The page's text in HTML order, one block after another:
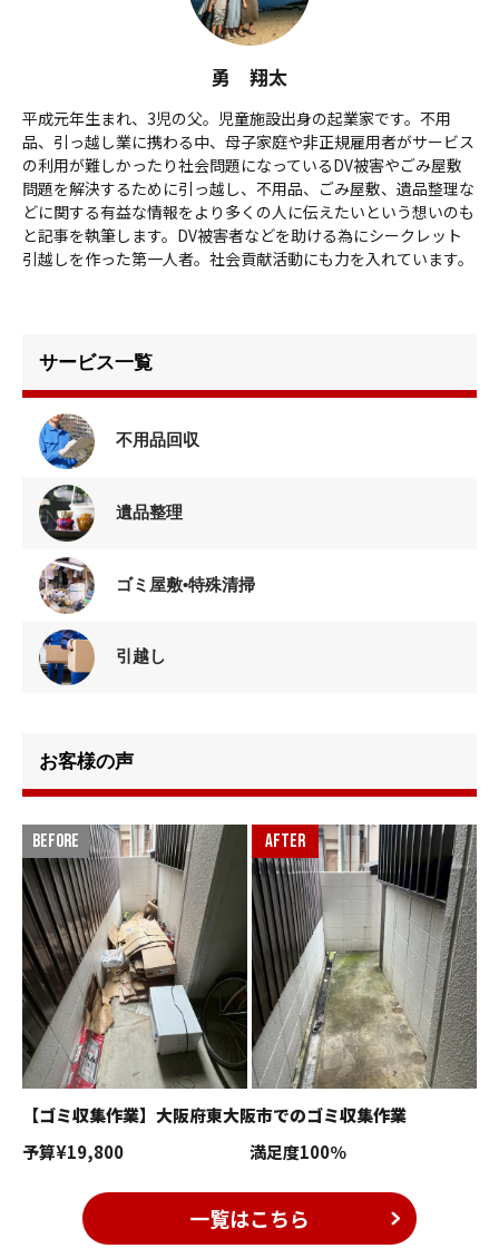
勇 翔太
平成元年生まれ、3児の父。児童施設出身の起業家です。不用
品、引っ越し業に携わる中、母子家庭や非正規雇用者がサービス
の利用が難しかったり社会問題になっているDV被害やごみ屋敷
問題を解決するために引っ越し、不用品、ごみ屋敷、遺品整理な
どに関する有益な情報をより多くの人に伝えたいという想いのも
と記事を執筆します。DV被害者などを助ける為にシークレット
引越しを作った第一人者。社会貢献活動にも力を入れています。
サービス一覧
不用品回収
遺品整理
ゴミ屋敷•特殊清掃
引越し
お客様の声
【ゴミ収集作業】大阪府東大阪市でのゴミ収集作業
予算¥19,800 満足度100％
一覧はこちら